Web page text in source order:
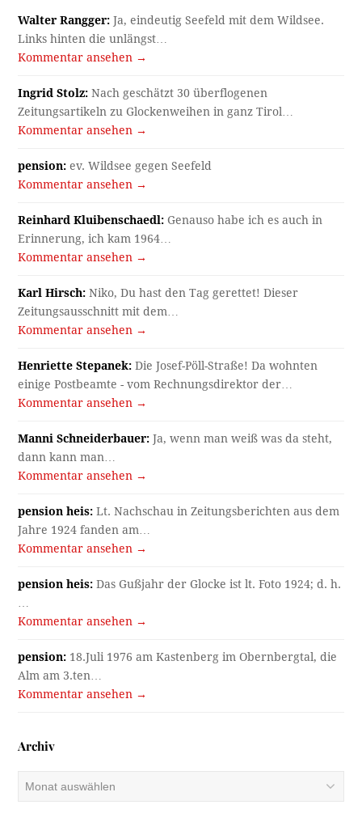
Walter Rangger: Ja, eindeutig Seefeld mit dem Wildsee.
Links hinten die unlängst…
Kommentar ansehen →
Ingrid Stolz: Nach geschätzt 30 überflogenen
Zeitungsartikeln zu Glockenweihen in ganz Tirol…
Kommentar ansehen →
pension: ev. Wildsee gegen Seefeld
Kommentar ansehen →
Reinhard Kluibenschaedl: Genauso habe ich es auch in
Erinnerung, ich kam 1964…
Kommentar ansehen →
Karl Hirsch: Niko, Du hast den Tag gerettet! Dieser
Zeitungsausschnitt mit dem…
Kommentar ansehen →
Henriette Stepanek: Die Josef-Pöll-Straße! Da wohnten
einige Postbeamte - vom Rechnungsdirektor der…
Kommentar ansehen →
Manni Schneiderbauer: Ja, wenn man weiß was da steht,
dann kann man…
Kommentar ansehen →
pension heis: Lt. Nachschau in Zeitungsberichten aus dem
Jahre 1924 fanden am…
Kommentar ansehen →
pension heis: Das Gußjahr der Glocke ist lt. Foto 1924; d. h.
…
Kommentar ansehen →
pension: 18.Juli 1976 am Kastenberg im Obernbergtal, die
Alm am 3.ten…
Kommentar ansehen →
Archiv
Archiv